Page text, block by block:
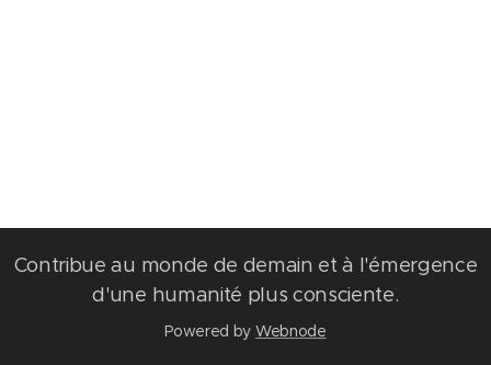
Contribue au monde de demain et à l'émergence
d'une humanité plus consciente.
Powered by Webnode